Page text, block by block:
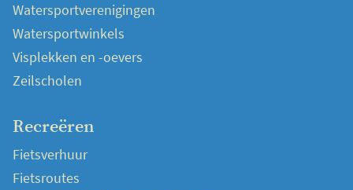
Watersportverenigingen
Watersportwinkels
Visplekken en -oevers
Zeilscholen
Recreëren
Fietsverhuur
Fietsroutes